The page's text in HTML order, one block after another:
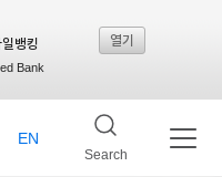
뱅킹
Bank
열기
Search
EN